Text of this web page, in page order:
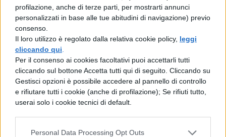
profilazione, anche di terze parti, per mostrarti annunci
personalizzati in base alle tue abitudini di navigazione) previo
consenso.
Il loro utilizzo è regolato dalla relativa cookie policy, leggi
cliccando qui
Per il consenso ai cookies facoltativi puoi accettarli tutti
cliccando sul bottone Accetta tutti qui di seguito. Cliccando su
Gestisci opzioni è possibile accedere al pannello di controllo
e rifiutare tutti i cookie (anche di profilazione); Se rifiuti tutto,
userai solo i cookie tecnici di default.
Personal Data Processing Opt Outs
tecnica. Però bisogna investire nel modo
giusto, spesso ci sono stati In Italia sprechi
e inefficienze. Vorrei far capire agli italiani
che pagano le tasse che investire in
istruzione e ricerca è una cosa utile".
Insomma i punti di partenza ci piacciono
promesse!